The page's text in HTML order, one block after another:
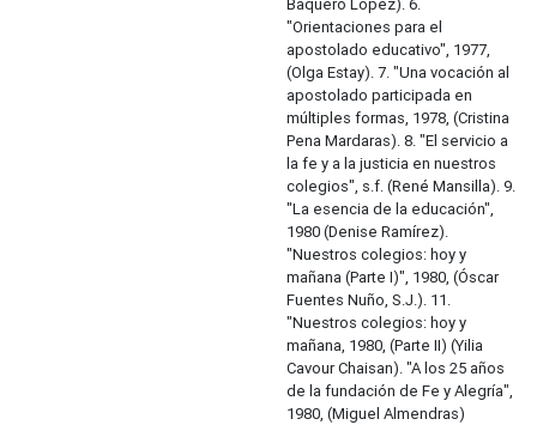
"Orientaciones para el
apostolado educativo", 1977,
(Olga Estay). 7. "Una vocación al
apostolado participada en
múltiples formas, 1978, (Cristina
Pena Mardaras). 8. "El servicio a
la fe y a la justicia en nuestros
colegios", s.f. (René Mansilla). 9.
"La esencia de la educación",
1980 (Denise Ramírez).
"Nuestros colegios: hoy y
mañana (Parte I)", 1980, (Óscar
Fuentes Nuño, S.J.). 11.
"Nuestros colegios: hoy y
mañana, 1980, (Parte II) (Yilia
Cavour Chaisan). "A los 25 años
de la fundación de Fe y Alegría",
1980, (Miguel Almendras)